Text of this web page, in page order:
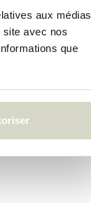
aux médias
site avec nos
que